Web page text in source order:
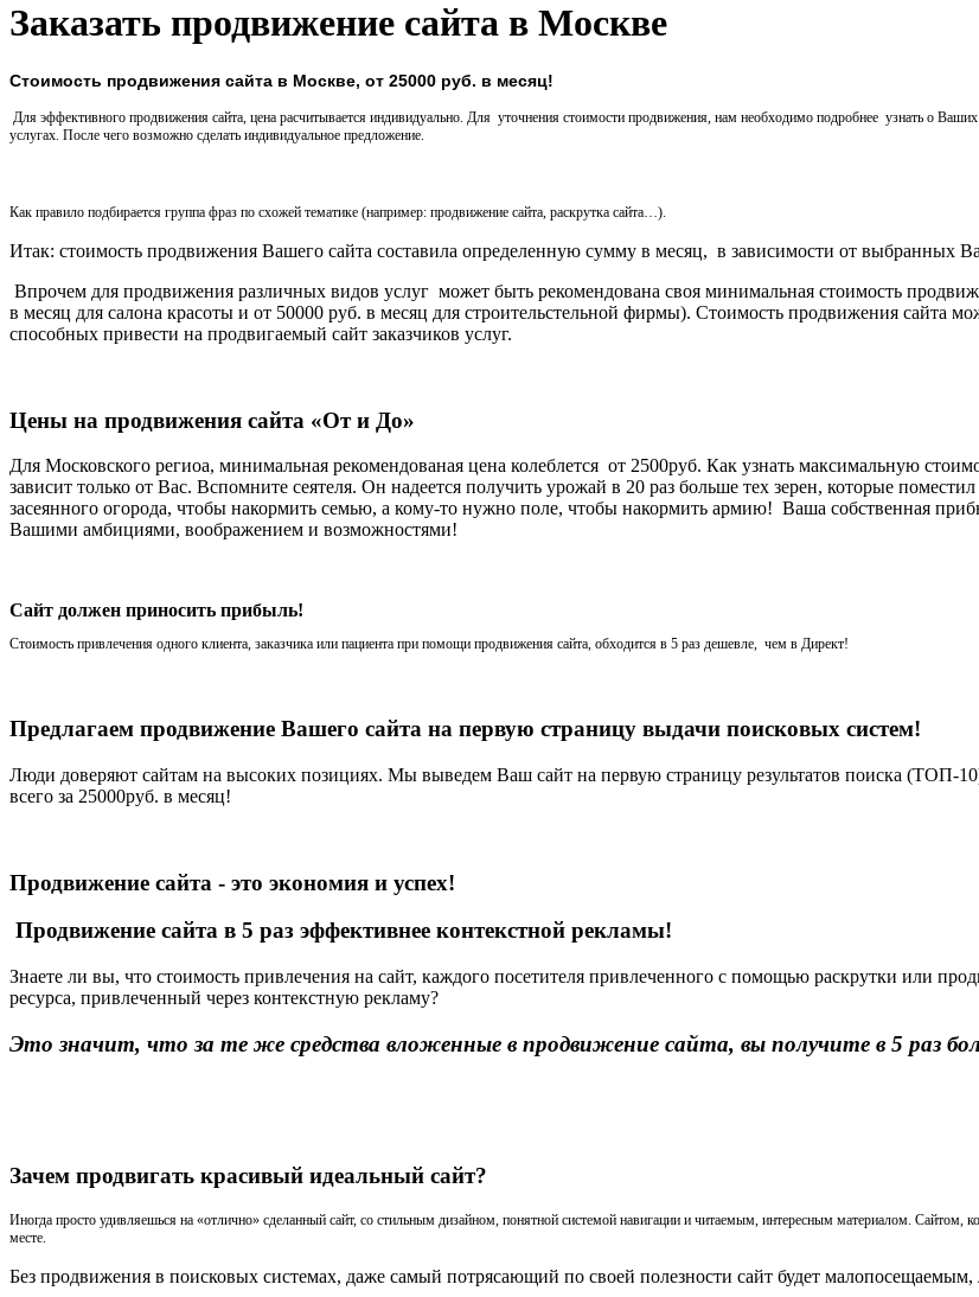
Заказать продвижение сайта в Москве
Стоимость продвижения сайта в Москве, от 25000 руб. в месяц!
Для эффективного продвижения сайта, цена расчитывается индивидуально. Для уточнения стоимости продвижения, нам необходимо подробнее узнать о
услугах. После чего возможно сделать индивидуальное предложение.
Как правило подбирается группа фраз по схожей тематике (например: продвижение сайта, раскрутка сайта…).
Итак: стоимость продвижения Вашего сайта составила определенную сумму в месяц, в зависимости от выбранных
Впрочем для продвижения различных видов услуг может быть рекомендована своя минимальная стоимость
в месяц для салона красоты и от 50000 руб. в месяц для строительстельной фирмы). Стоимость продвижения сайта
способных привести на продвигаемый сайт заказчиков услуг.
Цены на продвижения сайта «От и До»
Для Московского региоа, минимальная рекомендованая цена колеблется от 2500руб. Как узнать максимальную
зависит только от Вас. Вспомните сеятеля. Он надеется получить урожай в 20 раз больше тех зерен, которые
засеянного огорода, чтобы накормить семью, а кому-то нужно поле, чтобы накормить армию! Ваша собственная
Вашими амбициями, воображением и возможностями!
Сайт должен приносить прибыль!
Стоимость привлечения одного клиента, заказчика или пациента при помощи продвижения сайта, обходится в 5 раз дешевле, чем в Директ!
Предлагаем продвижение Вашего сайта на первую страницу выдачи поисковых систем!
Люди доверяют сайтам на высоких позициях. Мы выведем Ваш сайт на первую страницу результатов поиска (ТОП-
всего за 25000руб. в месяц!
Продвижение сайта - это экономия и успех!
Продвижение сайта в 5 раз эффективнее контекстной рекламы!
Знаете ли вы, что стоимость привлечения на сайт, каждого посетителя привлеченного с помощью раскрутки или
ресурса, привлеченный через контекстную рекламу?
Это значит, что за те же средства вложенные в продвижение сайта, вы получите в 5 раз
Зачем продвигать красивый идеальный сайт?
Иногда просто удивляешься на «отлично» сделанный сайт, со стильным дизайном, понятной системой навигации и читаемым, интересным материалом.
месте.
Без продвижения в поисковых системах, даже самый потрясающий по своей полезности сайт будет